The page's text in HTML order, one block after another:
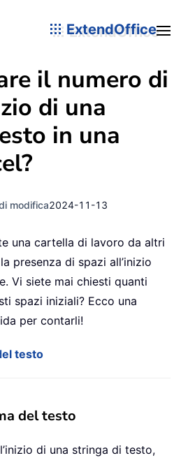
ExtendOffice
il numero di
di una
in una
modifica2024-11-13
una cartella di lavoro da altri
presenza di spazi all’inizio
Vi siete mai chiesti quanti
spazi iniziali? Ecco una
per contarli!
testo
del testo
di una stringa di testo,